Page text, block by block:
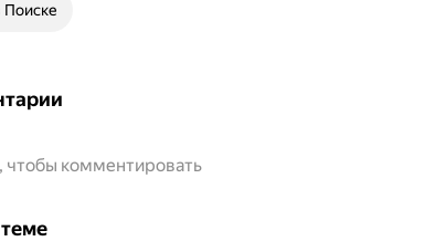
Поиске
чтобы комментировать